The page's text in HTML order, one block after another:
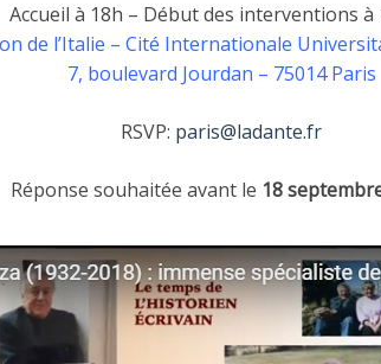
Accueil à 18h – Début des interventions à
de l’Italie – Cité Internationale
7, boulevard Jourdan – 75014 Paris
RSVP: paris@ladante.fr
Réponse souhaitée avant le 18